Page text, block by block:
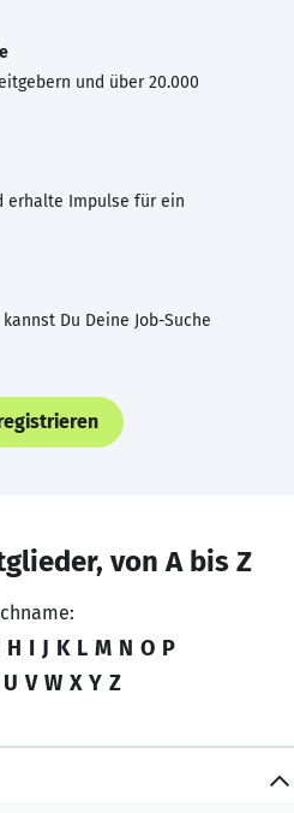
und über 20.000
erhalte Impulse für ein
Du Deine Job-Suche
von A bis Z
H I J K L M N O P
U V W X Y Z